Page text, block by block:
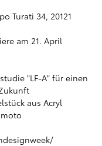
Turati 34, 20121
am 21. April
"LF-A" für einen
aus Acryl